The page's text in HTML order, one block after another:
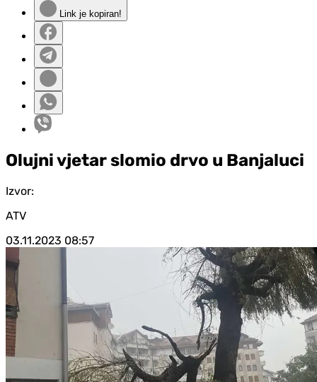
Link je kopiran!
Olujni vjetar slomio drvo u Banjaluci
Izvor:
ATV
03.11.2023 08:57